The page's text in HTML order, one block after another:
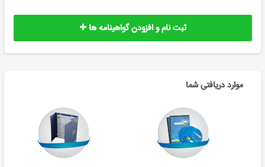
ثبت نام و افزودن گواهینامه ها
موارد دریافتی شما